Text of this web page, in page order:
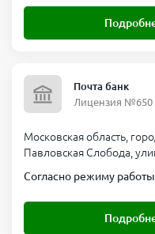
Почта банк
Лицензия №650
Московская область,
Павловская Слобода,
Согласно режиму